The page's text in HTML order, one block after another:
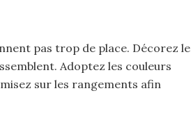
pas trop de place. Décorez le
Adoptez les couleurs
sur les rangements afin